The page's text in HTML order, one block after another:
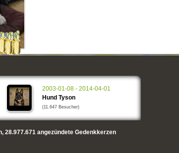
2003-01-08 - 2014-04-01
Hund Tyson
(11.647 Besucher)
28.977.671angezündete Gedenkkerzen